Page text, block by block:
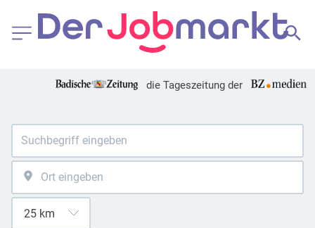
die Tageszeitung der